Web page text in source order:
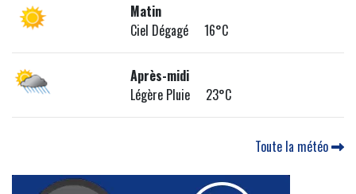
Matin
Ciel Dégagé 16°C
Après-midi
Légère Pluie 23°C
Toute la météo